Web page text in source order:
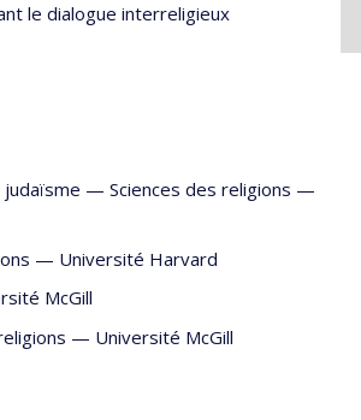
le dialogue interreligieux
judaïsme — Sciences des religions —
— Université Harvard
McGill
— Université McGill